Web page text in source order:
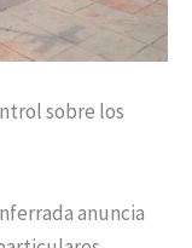
sobre los
anuncia